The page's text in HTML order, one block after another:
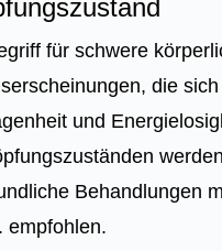
für schwere
die
und
Behandlungen
empfohlen.